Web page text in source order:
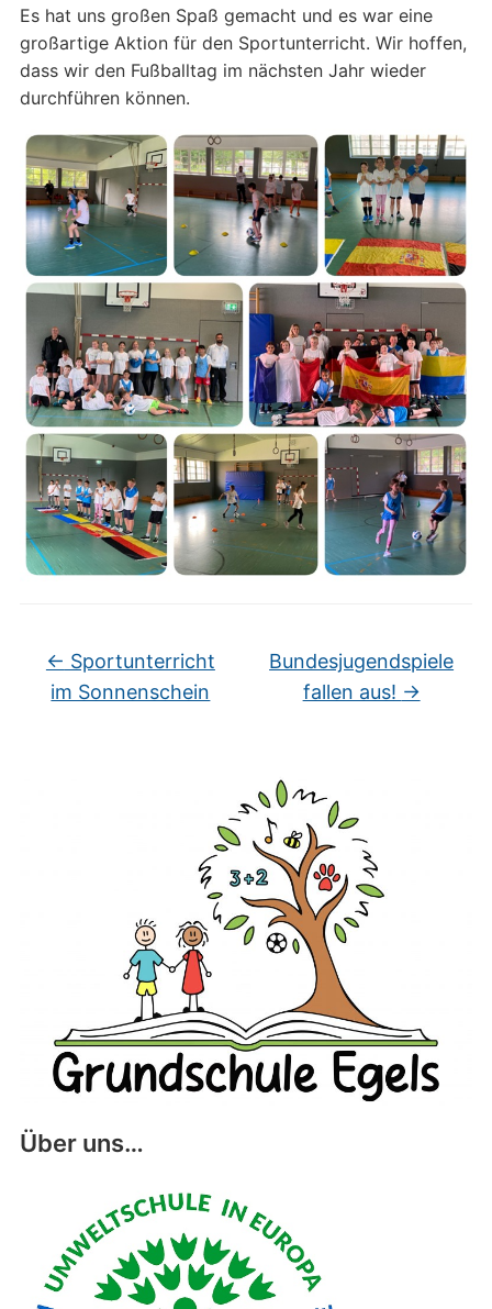
Über uns…
Es hat uns großen Spaß gemacht und es war eine
großartige Aktion für den Sportunterricht. Wir hoffen,
dass wir den Fußballtag im nächsten Jahr wieder
durchführen können.
← Sportunterricht
im Sonnenschein
Bundesjugendspiele
fallen aus! →